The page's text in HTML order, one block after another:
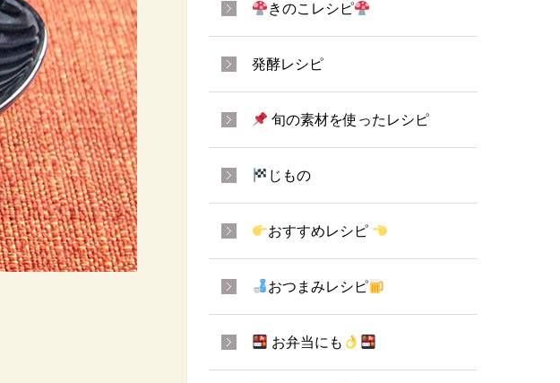
きのこレシピ
発酵レシピ
旬の素材を使ったレシピ
じもの
おすすめレシピ
おつまみレシピ
お弁当にも